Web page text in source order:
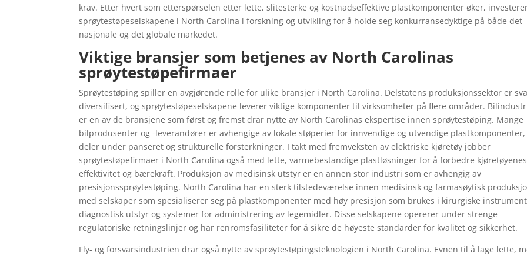
krav. Etter hvert som etterspørselen etter lette, slitesterke og kostnadseffektive plastkomponenter øker,
sprøytestøpeselskapene i North Carolina i forskning og utvikling for å holde seg konkurransedyktige på både det
nasjonale og det globale markedet.
Viktige bransjer som betjenes av North Carolinas
sprøytestøpefirmaer
Sprøytestøping spiller en avgjørende rolle for ulike bransjer i North Carolina. Delstatens produksjonssektor er
diversifisert, og sprøytestøpeselskapene leverer viktige komponenter til virksomheter på flere områder.
er en av de bransjene som først og fremst drar nytte av North Carolinas ekspertise innen sprøytestøping. Mange
bilprodusenter og -leverandører er avhengige av lokale støperier for innvendige og utvendige plastkomponenter,
deler under panseret og strukturelle forsterkninger. I takt med fremveksten av elektriske kjøretøy jobber
sprøytestøpefirmaer i North Carolina også med lette, varmebestandige plastløsninger for å forbedre kjøretøyenes
effektivitet og bærekraft. Produksjon av medisinsk utstyr er en annen stor industri som er avhengig av
presisjonssprøytestøping. North Carolina har en sterk tilstedeværelse innen medisinsk og farmasøytisk
med selskaper som spesialiserer seg på plastkomponenter med høy presisjon som brukes i kirurgiske
diagnostisk utstyr og systemer for administrering av legemidler. Disse selskapene opererer under strenge
regulatoriske retningslinjer og har renromsfasiliteter for å sikre de høyeste standarder for kvalitet og sikkerhet.
Fly- og forsvarsindustrien drar også nytte av sprøytestøpingsteknologien i North Carolina. Evnen til å lage lette,